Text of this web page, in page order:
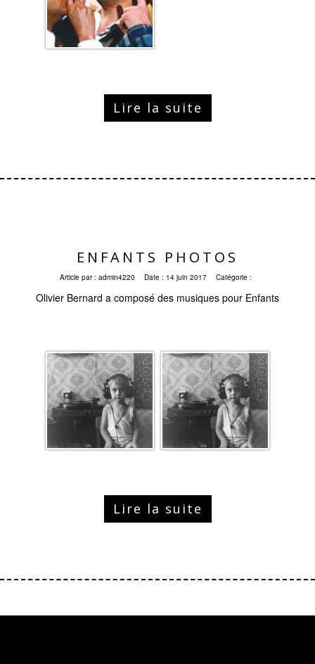
Lire la suite
ENFANTS PHOTOS
Article par : admin4220 Date : 14 juin 2017 Catégorie :
Olivier Bernard a composé des musiques pour Enfants
Lire la suite